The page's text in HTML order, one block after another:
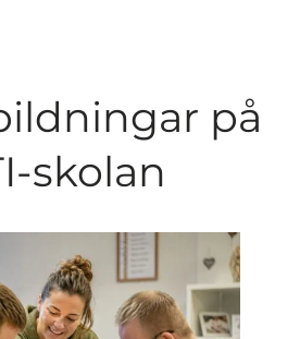
på
skolan